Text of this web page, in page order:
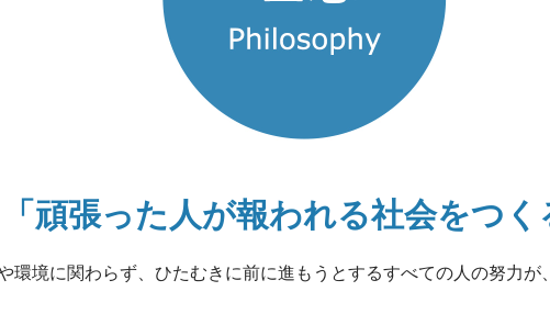
「頑張った人が報われる社会をつく
環境に関わらず、 ひたむきに前に進もうとするすべての人の努力が